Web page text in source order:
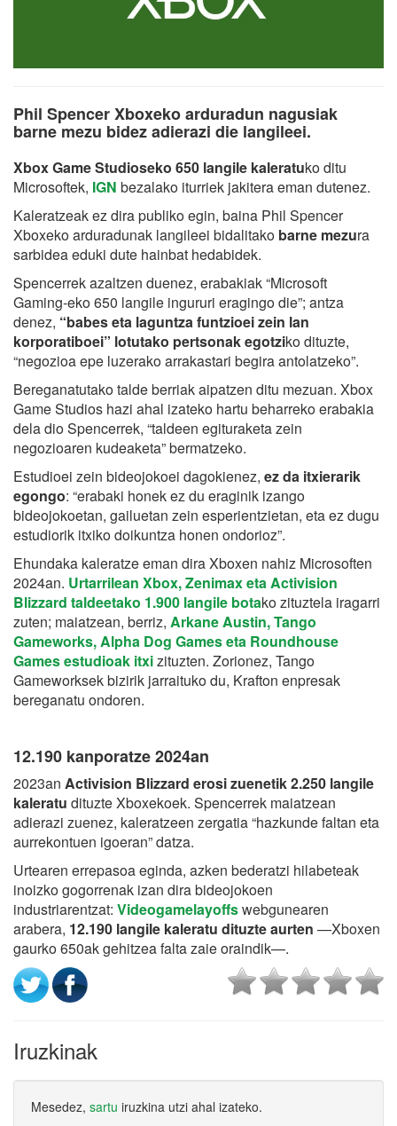
Phil Spencer Xboxeko arduradun nagusiak
barne mezu bidez adierazi die langileei.
Xbox Game Studioseko 650 langile kaleratuko ditu
Microsoftek, IGN bezalako iturriek jakitera eman dutenez.
Kaleratzeak ez dira publiko egin, baina Phil Spencer
Xboxeko arduradunak langileei bidalitako barne mezura
sarbidea eduki dute hainbat hedabidek.
Spencerrek azaltzen duenez, erabakiak “Microsoft
Gaming-eko 650 langile ingururi eragingo die”; antza
denez, “babes eta laguntza funtzioei zein lan
korporatiboei” lotutako pertsonak egotziko dituzte,
“negozioa epe luzerako arrakastari begira antolatzeko”.
Bereganatutako talde berriak aipatzen ditu mezuan. Xbox
Game Studios hazi ahal izateko hartu beharreko erabakia
dela dio Spencerrek, “taldeen egituraketa zein
negozioaren kudeaketa” bermatzeko.
Estudioei zein bideojokoei dagokienez, ez da itxierarik
egongo: “erabaki honek ez du eraginik izango
bideojokoetan, gailuetan zein esperientzietan, eta ez dugu
estudiorik itxiko doikuntza honen ondorioz”.
Ehundaka kaleratze eman dira Xboxen nahiz Microsoften
2024an. Urtarrilean Xbox, Zenimax eta Activision
Blizzard taldeetako 1.900 langile botako zituztela iragarri
zuten; maiatzean, berriz, Arkane Austin, Tango
Gameworks, Alpha Dog Games eta Roundhouse
Games estudioak itxizituzten. Zorionez, Tango
Gameworksek bizirik jarraituko du, Krafton enpresak
bereganatu ondoren.
12.190 kanporatze 2024an
2023an Activision Blizzard erosi zuenetik2.250 langile
kaleratu dituzte Xboxekoek. Spencerrek maiatzean
adierazi zuenez, kaleratzeen zergatia “hazkunde faltan eta
aurrekontuen igoeran” datza.
Urtearen errepasoa eginda, azken bederatzi hilabeteak
inoizko gogorrenak izan dira bideojokoen
industriarentzat: Videogamelayoffswebgunearen
arabera, 12.190 langile kaleratu dituzte aurten —Xboxen
gaurko 650ak gehitzea falta zaie oraindik—.
Iruzkinak
Mesedez, sartu iruzkina utzi ahal izateko.